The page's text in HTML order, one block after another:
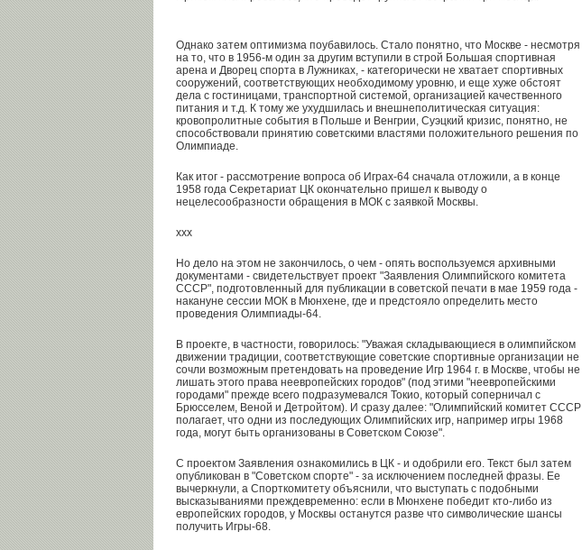
Однако затем оптимизма поубавилось. Стало понятно, что Москве - несмотря
на то, что в 1956-м один за другим вступили в строй Большая спортивная
арена и Дворец спорта в Лужниках, - категорически не хватает спортивных
сооружений, соответствующих необходимому уровню, и еще хуже обстоят
дела с гостиницами, транспортной системой, организацией качественного
питания и т.д. К тому же ухудшилась и внешнеполитическая ситуация:
кровопролитные события в Польше и Венгрии, Суэцкий кризис, понятно, не
способствовали принятию советскими властями положительного решения по
Олимпиаде.
Как итог - рассмотрение вопроса об Играх-64 сначала отложили, а в конце
1958 года Секретариат ЦК окончательно пришел к выводу о
нецелесообразности обращения в МОК с заявкой Москвы.
ххх
Но дело на этом не закончилось, о чем - опять воспользуемся архивными
документами - свидетельствует проект "Заявления Олимпийского комитета
СССР", подготовленный для публикации в советской печати в мае 1959 года -
накануне сессии МОК в Мюнхене, где и предстояло определить место
проведения Олимпиады-64.
В проекте, в частности, говорилось: "Уважая складывающиеся в олимпийском
движении традиции, соответствующие советские спортивные организации не
сочли возможным претендовать на проведение Игр 1964 г. в Москве, чтобы не
лишать этого права неевропейских городов" (под этими "неевропейскими
городами" прежде всего подразумевался Токио, который соперничал с
Брюсселем, Веной и Детройтом). И сразу далее: "Олимпийский комитет СССР
полагает, что одни из последующих Олимпийских игр, например игры 1968
года, могут быть организованы в Советском Союзе".
С проектом Заявления ознакомились в ЦК - и одобрили его. Текст был затем
опубликован в "Советском спорте" - за исключением последней фразы. Ее
вычеркнули, а Спорткомитету объяснили, что выступать с подобными
высказываниями преждевременно: если в Мюнхене победит кто-либо из
европейских городов, у Москвы останутся разве что символические шансы
получить Игры-68.